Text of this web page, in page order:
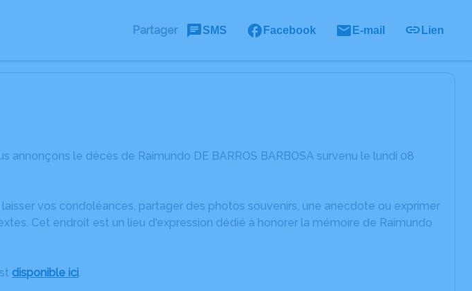
Partager SMS Facebook E-mail Lien
annonçons le décès de Raimundo DE BARROS BARBOSA survenu le lundi 08
vos condoléances, partager des photos souvenirs, une anecdote ou exprimer
Cet endroit est un lieu d'expression dédié à honorer la mémoire de Raimundo
disponible ici.